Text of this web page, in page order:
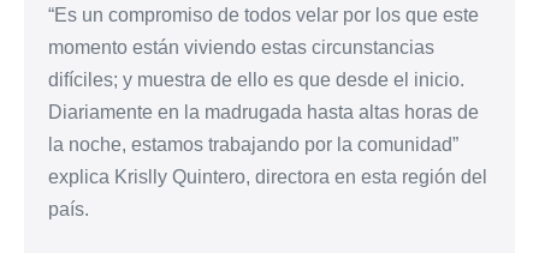
“Es un compromiso de todos velar por los que este
momento están viviendo estas circunstancias
difíciles; y muestra de ello es que desde el inicio.
Diariamente en la madrugada hasta altas horas de
la noche, estamos trabajando por la comunidad”
explica Krislly Quintero, directora en esta región del
país.